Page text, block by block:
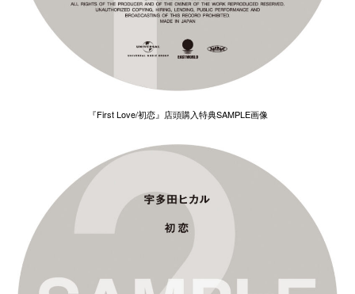
『First Love/初恋』店頭購入特典SAMPLE画像